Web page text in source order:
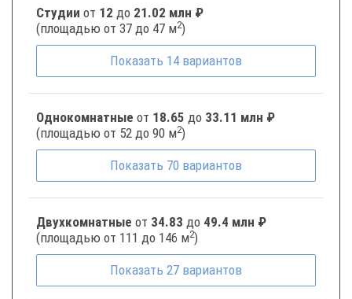
Студии от 12 до 21.02 млн ₽
(площадью от 37 до 47 м2)
Показать 14 вариантов
Однокомнатные от 18.65 до 33.11 млн ₽
(площадью от 52 до 90 м2)
Показать 70 вариантов
Двухкомнатные от 34.83 до 49.4 млн ₽
(площадью от 111 до 146 м2)
Показать 27 вариантов